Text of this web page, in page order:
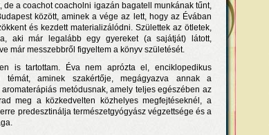
de a coachot coacholni igazán bagatell munkának tűnt,
között, aminek a vége az lett, hogy az Évában
és kezdett materializálódni. Születtek az ötletek,
aki már legalább egy gyereket (a sajátját) látott,
már messzebbről figyeltem a könyv születését.
is tartottam. Éva nem aprózta el, enciklopedikus
aminek szakértője, megágyazva annak a
metódusnak, amely teljes egészében az
meg a közkedvelten közhelyes megfejtéseknél, a
predesztinálja természetgyógyász végzettsége és a